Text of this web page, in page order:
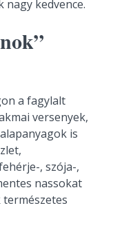
nagy kedvence.
a fagylalt
versenyek,
is
, szója-,
nassokat
természetes